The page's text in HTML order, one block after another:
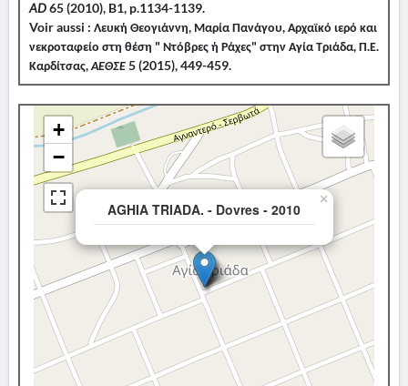
AD65 (2010), B1, p.1134-1139.
Voir aussi : Λευκή Θεογιάννη, Μαρία Πανάγου, Αρχαϊκό ιερό και
νεκροταφείο στη θέση " Ντόβρες ή Ράχες" στην Αγία Τριάδα, Π.Ε.
Καρδίτσας,ΑΕΘΣΕ5 (2015), 449-459.
AGHIA TRIADA. - Dovres - 2010
×
+
−